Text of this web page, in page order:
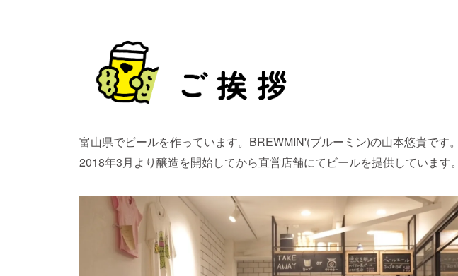
富山県でビールを作っています。BREWMIN'(ブルーミン)の山本悠貴です。
2018年3月より醸造を開始してから直営店舗にてビールを提供しています。